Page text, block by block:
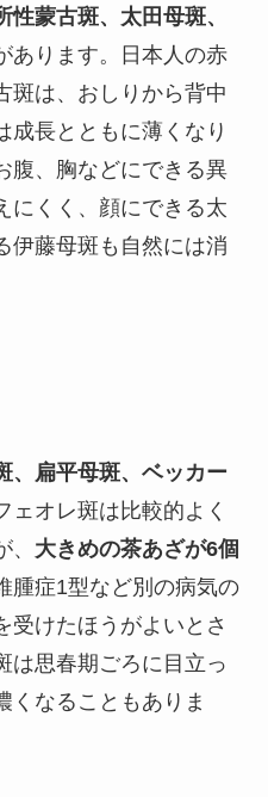
性蒙古斑、太田母斑、
あります。日本人の赤
斑は、おしりから背中
成長とともに薄くなり
腹、胸などにできる異
にくく、顔にできる太
伊藤母斑も自然には消
、扁平母斑、ベッカー
ェオレ斑は比較的よく
大きめの茶あざが6個
腫症1型など別の病気の
受けたほうがよいとさ
は思春期ごろに目立っ
くなることもありま